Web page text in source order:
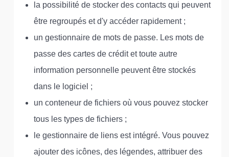
la possibilité de stocker des contacts qui peuvent
être regroupés et d'y accéder rapidement ;
un gestionnaire de mots de passe. Les mots de
passe des cartes de crédit et toute autre
information personnelle peuvent être stockés
dans le logiciel ;
un conteneur de fichiers où vous pouvez stocker
tous les types de fichiers ;
le gestionnaire de liens est intégré. Vous pouvez
ajouter des icônes, des légendes, attribuer des